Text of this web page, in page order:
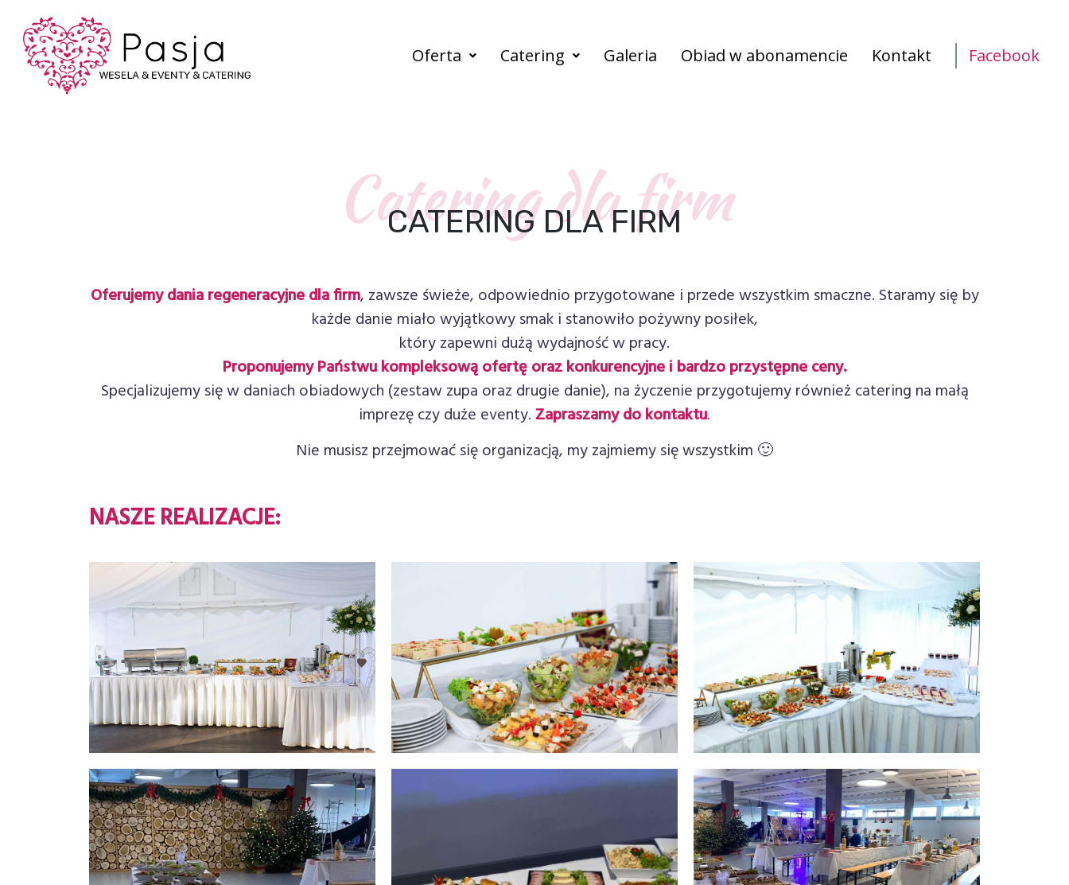
Oferta Catering Galeria Obiad w abonamencie Kontakt Facebook
Catering dla firm
CATERING DLA FIRM
Oferujemy dania regeneracyjne dla firm, zawsze świeże, odpowiednio przygotowane i przede wszystkim smaczne. Staramy się by
każde danie miało wyjątkowy smak i stanowiło pożywny posiłek,
który zapewni dużą wydajność w pracy.
Proponujemy Państwu kompleksową ofertę oraz konkurencyjne i bardzo przystępne ceny.
Specjalizujemy się w daniach obiadowych (zestaw zupa oraz drugie danie), na życzenie przygotujemy również catering na małą
imprezę czy duże eventy. Zapraszamy do kontaktu.
Nie musisz przejmować się organizacją, my zajmiemy się wszystkim 🙂
NASZEREALIZACJE: